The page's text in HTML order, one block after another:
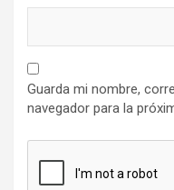
Guarda mi nombre,
navegador para la